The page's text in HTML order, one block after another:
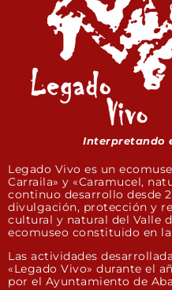
Interpretando
Legado Vivo es un
Carraila» y «Caramucel,
continuo desarrollo desde
divulgación, protección y
cultural y natural del Valle
ecomuseo constituido en
Las actividades
«Legado Vivo» durante el
por el Ayuntamiento de